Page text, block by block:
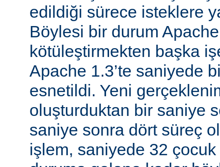
edildiği sürece isteklere
Böylesi bir durum
kötüleştirmekten başka
Apache 1.3’te saniyede
esnetildi. Yeni
oluşturduktan bir saniye
saniye sonra dört süreç
işlem, saniyede 32